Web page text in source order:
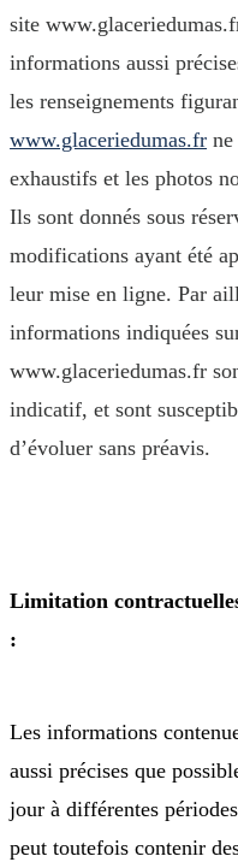
site
informations aussi
les renseignements
www.glaceriedumas.fr ne
exhaustifs et les photos
Ils sont donnés sous
modifications ayant été
leur mise en ligne. Par
informations indiquées
www.glaceriedumas.fr
indicatif, et sont
d’évoluer sans préavis.
Limitation
:
Les informations
aussi précises que
jour à différentes
peut toutefois contenir